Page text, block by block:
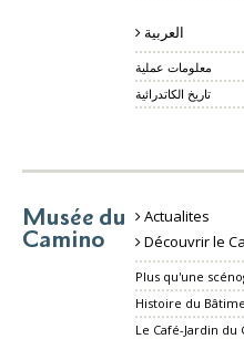
العربية
معلومات عملية
تاريخ الكاتدرائية
Musée du
Camino
Actualites
Découvrir le
Plus qu'une
Histoire du
Le Café-Jardin du